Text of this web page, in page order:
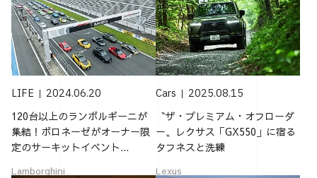
LIFE 2024.06.20
120台以上のランボルギーニが
集結！ボロネーゼがオーナー限
定のサーキットイベント...
Lamborghini
Cars 2025.08.15
〝ザ・プレミアム・オフローダ
ー〟レクサス「GX550」に宿る
タフネスと洗練
Lexus